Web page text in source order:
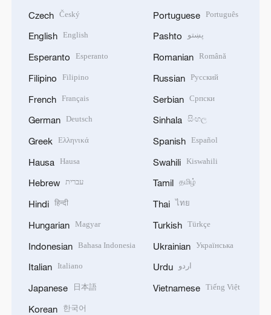
Czech Český
English English
Esperanto Esperanto
Filipino Filipino
French Français
German Deutsch
Greek Ελληνικά
Hausa Hausa
Hebrew עברית
Hindi हिन्दी
Hungarian Magyar
Indonesian Bahasa Indonesia
Italian Italiano
Japanese 日本語
Korean 한국어
Portuguese Português
Pashto پښتو
Romanian Română
Russian Русский
Serbian Српски
Sinhala සිංහල
Spanish Español
Swahili Kiswahili
Tamil தமிழ்
Thai ไทย
Turkish Türkçe
Ukrainian Українська
Urdu اردو
Vietnamese Tiếng Việt